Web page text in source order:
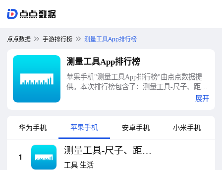
点点数据 手游排行榜 测量工具App排行榜
测量工具App排行榜
苹果手机"测量工具App排行榜"由点点数据提
供。本次排行榜包含了：测量工具-尺子、距离
测量专家、测距仪、尺子 AR 测量工具-专业的
土地，测量长度 - GLand Measure、增强现实卷
尺相机、尺子 · 屏幕测量精准工具、GPS工具
箱、拍照计数 - 计数器应用: Count This等十大
测量工具App排行榜
展开
华为手机 苹果手机 安卓手机 小米手机
1
测量工具-尺子、距离
测量专家
工具 生活